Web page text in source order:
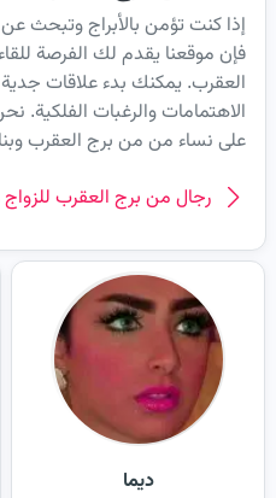
إذا كنت تؤمن بالأبراج وتبحث
فإن موقعنا يقدم لك الفرصة
العقرب. يمكنك بدء علاقات
الاهتمامات والرغبات الفلكية.
على نساء من من برج العقرب
رجال من برج العقرب للزواج
ديما